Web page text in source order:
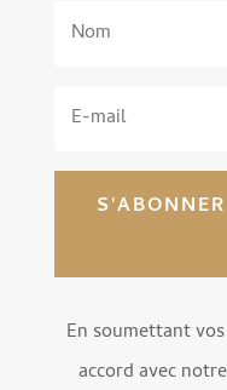
En soumettant
accord avec notre